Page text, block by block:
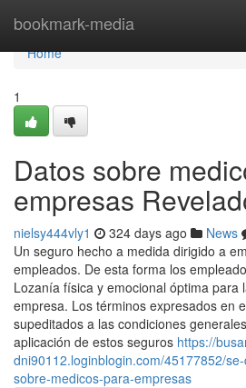
bookmark-media
Home
Home
1
Datos sobre
empresas
nielsy444vly1 324 days ago News
Un seguro hecho a medida dirigido a
empleados. De esta forma los
Lozanía física y emocional óptima para
empresa. Los términos expresados en
supeditados a las condiciones
aplicación de estos seguros https://
dni90112.loginblogin.com/45177852/
sobre-medicos-para-empresas